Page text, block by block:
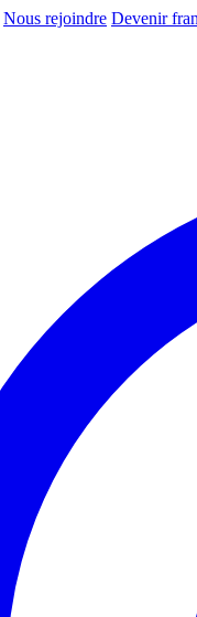
Nous rejoindre Devenir